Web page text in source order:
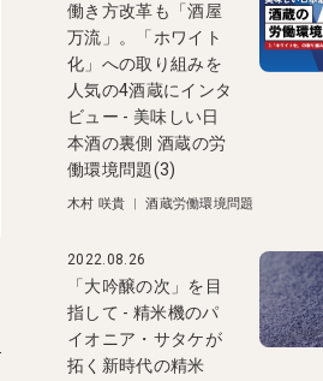
働き方改革も「酒屋
万流」。「ホワイト
化」への取り組みを
人気の4酒蔵にインタ
ビュー - 美味しい日
本酒の裏側 酒蔵の労
働環境問題(3)
木村 咲貴 |酒蔵労働環境問題
2022.08.26
「大吟醸の次」を目
指して - 精米機のパ
イオニア・サタケが
拓く新時代の精米